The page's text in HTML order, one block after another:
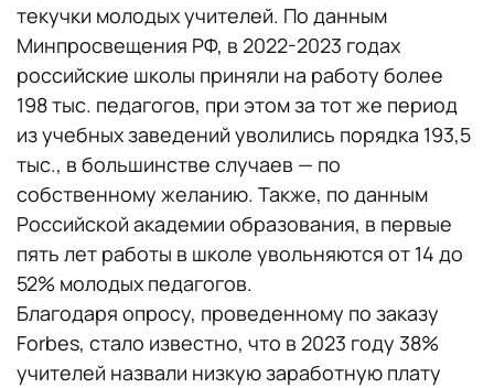
текучки молодых учителей. По данным
Минпросвещения РФ, в 2022-2023 годах
российские школы приняли на работу более
198 тыс. педагогов, при этом за тот же период
из учебных заведений уволились порядка 193,5
тыс., в большинстве случаев — по
собственному желанию. Также, по данным
Российской академии образования, в первые
пять лет работы в школе увольняются от 14 до
52% молодых педагогов.
Благодаря опросу, проведенному по заказу
Forbes, стало известно, что в 2023 году 38%
учителей назвали низкую заработную плату